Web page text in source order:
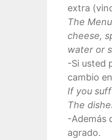
extra
The
cheese,
water or
-Si usted
cambio
If you
The
-Además
agrado.